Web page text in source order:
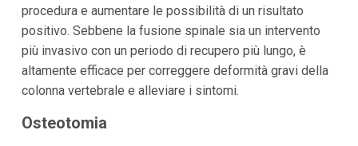
procedura e aumentare le possibilità di un risultato
positivo. Sebbene la fusione spinale sia un intervento
più invasivo con un periodo di recupero più lungo, è
altamente efficace per correggere deformità gravi della
colonna vertebrale e alleviare i sintomi.
Osteotomia